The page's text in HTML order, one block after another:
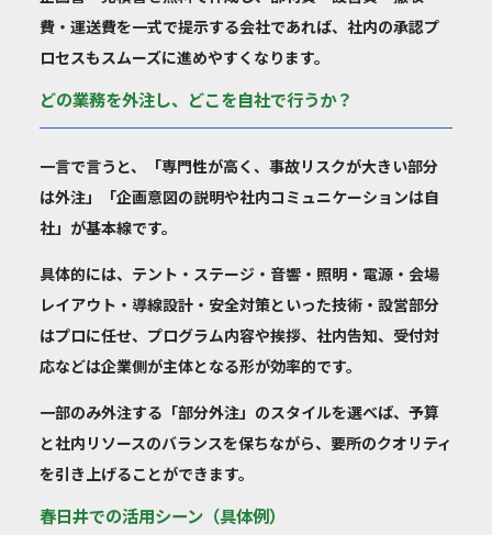
費・運送費を一式で提示する会社であれば、社内の承認プ
ロセスもスムーズに進めやすくなります。
どの業務を外注し、どこを自社で行うか？
一言で言うと、「専門性が高く、事故リスクが大きい部分
は外注」「企画意図の説明や社内コミュニケーションは自
社」が基本線です。
具体的には、テント・ステージ・音響・照明・電源・会場
レイアウト・導線設計・安全対策といった技術・設営部分
はプロに任せ、プログラム内容や挨拶、社内告知、受付対
応などは企業側が主体となる形が効率的です。
一部のみ外注する「部分外注」のスタイルを選べば、予算
と社内リソースのバランスを保ちながら、要所のクオリティ
を引き上げることができます。
春日井での活用シーン（具体例）